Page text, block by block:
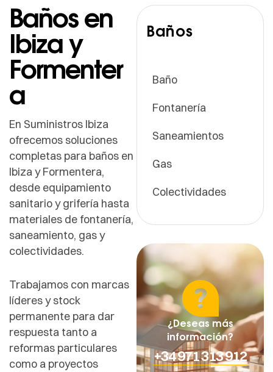
Baños en
Ibiza y
Formenter
a
En Suministros Ibiza
ofrecemos soluciones
completas para baños en
Ibiza y Formentera,
desde equipamiento
sanitario y grifería hasta
materiales de fontanería,
saneamiento, gas y
colectividades.
Trabajamos con marcas
líderes y stock
permanente para dar
respuesta tanto a
reformas particulares
como a proyectos
Baños
Baño
Fontanería
Saneamientos
Gas
Colectividades
¿Deseas más
información?
+34 971 313 912